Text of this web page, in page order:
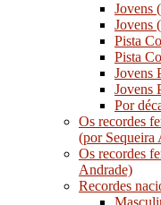
Jovens
Jovens
Pista
Pista
Jovens
Jovens
Por
Os recordes
(por Sequeira
Os recordes
Andrade)
Recordes